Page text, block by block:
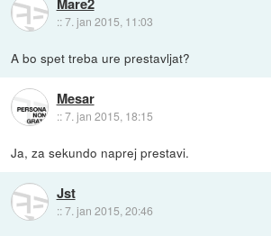
::7. jan 2015, 11:03
A bo spet treba ure prestavljat?
Mesar
::7. jan 2015, 18:15
Ja, za sekundo naprej prestavi.
Jst
::7. jan 2015, 20:46